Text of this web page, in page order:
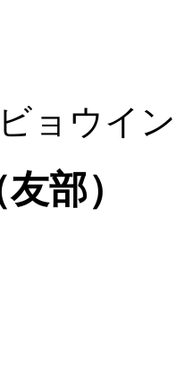
ョウイ
部）